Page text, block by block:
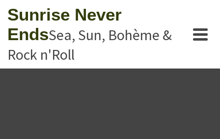
Sunrise Never
EndsSea, Sun, Bohème &
Rock n'Roll